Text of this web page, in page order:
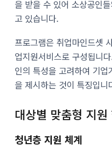
을 받을 수 있어 소상공인
고 있습니다.
프로그램은 취업마인드셋
업지원서비스로 구성됩니
인의 특성을 고려하여 기
을 제시하는 것이 특징입니
대상별 맞춤형 지원
청년층 지원 체계